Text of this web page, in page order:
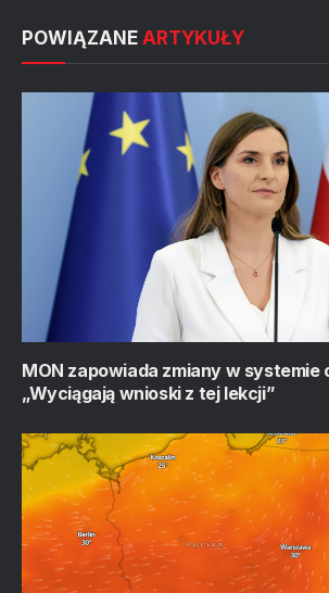
POWIĄZANE ARTYKUŁY
MON zapowiada zmiany w systemie
„Wyciągają wnioski z tej lekcji”